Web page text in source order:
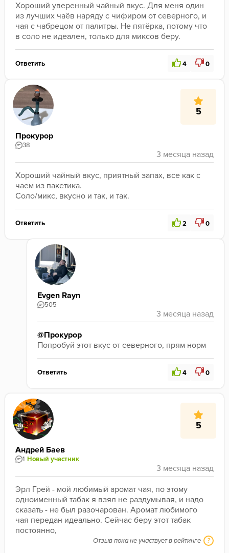
Хороший уверенный чайный вкус. Для меня один
из лучших чаёв наряду с чифиром от северного, и
чая с чабрецом от палитры. Не пятёрка, потому что
в соло не идеален, только для миксов беру.
Ответить 4 0
5
Прокурор
38
Хороший чайный вкус, приятный запах, все как с
чаем из пакетика.
Соло/микс, вкусно и так, и так.
Ответить 2 0
Evgen Rayn
505
@Прокурор
Попробуй этот вкус от северного, прям норм
Ответить 4 0
5
Андрей Баев
1 Новый участник
Эрл Грей - мой любимый аромат чая, по этому
одноименный табак я взял не раздумывая, и надо
сказать - не был разочарован. Аромат любимого
чая передан идеально. Сейчас беру этот табак
постоянно,
Отзыв пока не участвует в рейтинге ?